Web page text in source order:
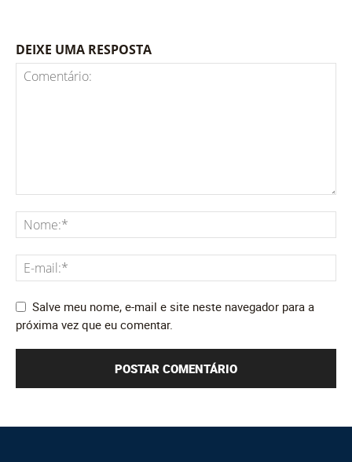
DEIXE UMA RESPOSTA
Salve meu nome, e-mail e site neste navegador para a
próxima vez que eu comentar.